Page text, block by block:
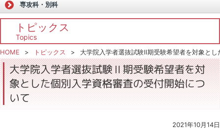
トピックス
Topics
HOME トピックス 大学院入学者選抜試験Ⅱ期受験希望者を対象と
専攻科・別科
大学院入学者選抜試験Ⅱ期受験希望者を対
象とした個別入学資格審査の受付開始につ
いて
2021年10月14日